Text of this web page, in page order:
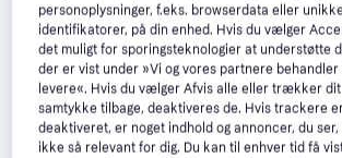
personoplysninger, f.eks. browserdata eller unikke
identifikatorer, på din enhed. Hvis du vælger
det muligt for sporingsteknologier at understøtte
der er vist under »Vi og vores partnere
levere«. Hvis du vælger Afvis alle eller trækker dit
samtykke tilbage, deaktiveres de. Hvis trackere
deaktiveret, er noget indhold og annoncer, du ser,
ikke så relevant for dig. Du kan til enhver tid få